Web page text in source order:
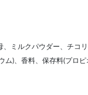
ミルクパウダー、チコ
ム)、香料、保存料(プロ